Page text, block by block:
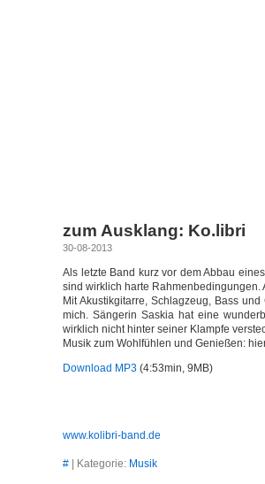
zum Ausklang: Ko.libri
30-08-2013
Als letzte Band kurz vor dem Abbau
sind wirklich harte Rahmenbedingungen.
Mit Akustikgitarre, Schlagzeug, Bass
mich. Sängerin Saskia hat eine
wirklich nicht hinter seiner Klampfe
Musik zum Wohlfühlen und Genießen:
Download MP3 (4:53min, 9MB)
www.kolibri-band.de
# | Kategorie: Musik